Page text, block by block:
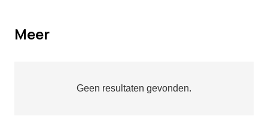
Meer
Geen resultaten gevonden.